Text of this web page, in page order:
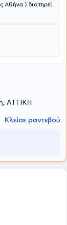
Αθήνα ) διατηρεί
ΑΤΤΙΚΗ
Κλείσε ραντεβού